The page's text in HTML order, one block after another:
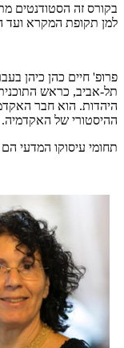
בקורס זה הסטודנטים
למן תקופת המקרא ועד
פרופ' חיים כהן כיהן
תל-אביב, כראש
היהדות. הוא חבר
ההיסטורי של האקדמיה.
תחומי עיסוקו המדעי הם